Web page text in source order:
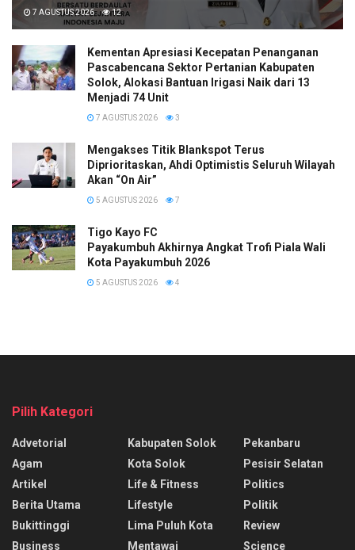
7 AGUSTUS 2026 12
Kementan Apresiasi Kecepatan Penanganan
Pascabencana Sektor Pertanian Kabupaten
Solok, Alokasi Bantuan Irigasi Naik dari 13
Menjadi 74 Unit
7 AGUSTUS 2026 3
Mengakses Titik Blankspot Terus
Diprioritaskan, Ahdi Optimistis Seluruh Wilayah
Akan “On Air”
5 AGUSTUS 2026 7
Tigo Kayo FC
Payakumbuh Akhirnya Angkat Trofi Piala Wali
Kota Payakumbuh 2026
5 AGUSTUS 2026 4
Pilih Kategori
Advetorial
Agam
Artikel
Berita Utama
Bukittinggi
Business
Kabupaten Solok
Kota Solok
Life & Fitness
Lifestyle
Lima Puluh Kota
Mentawai
Pekanbaru
Pesisir Selatan
Politics
Politik
Review
Science